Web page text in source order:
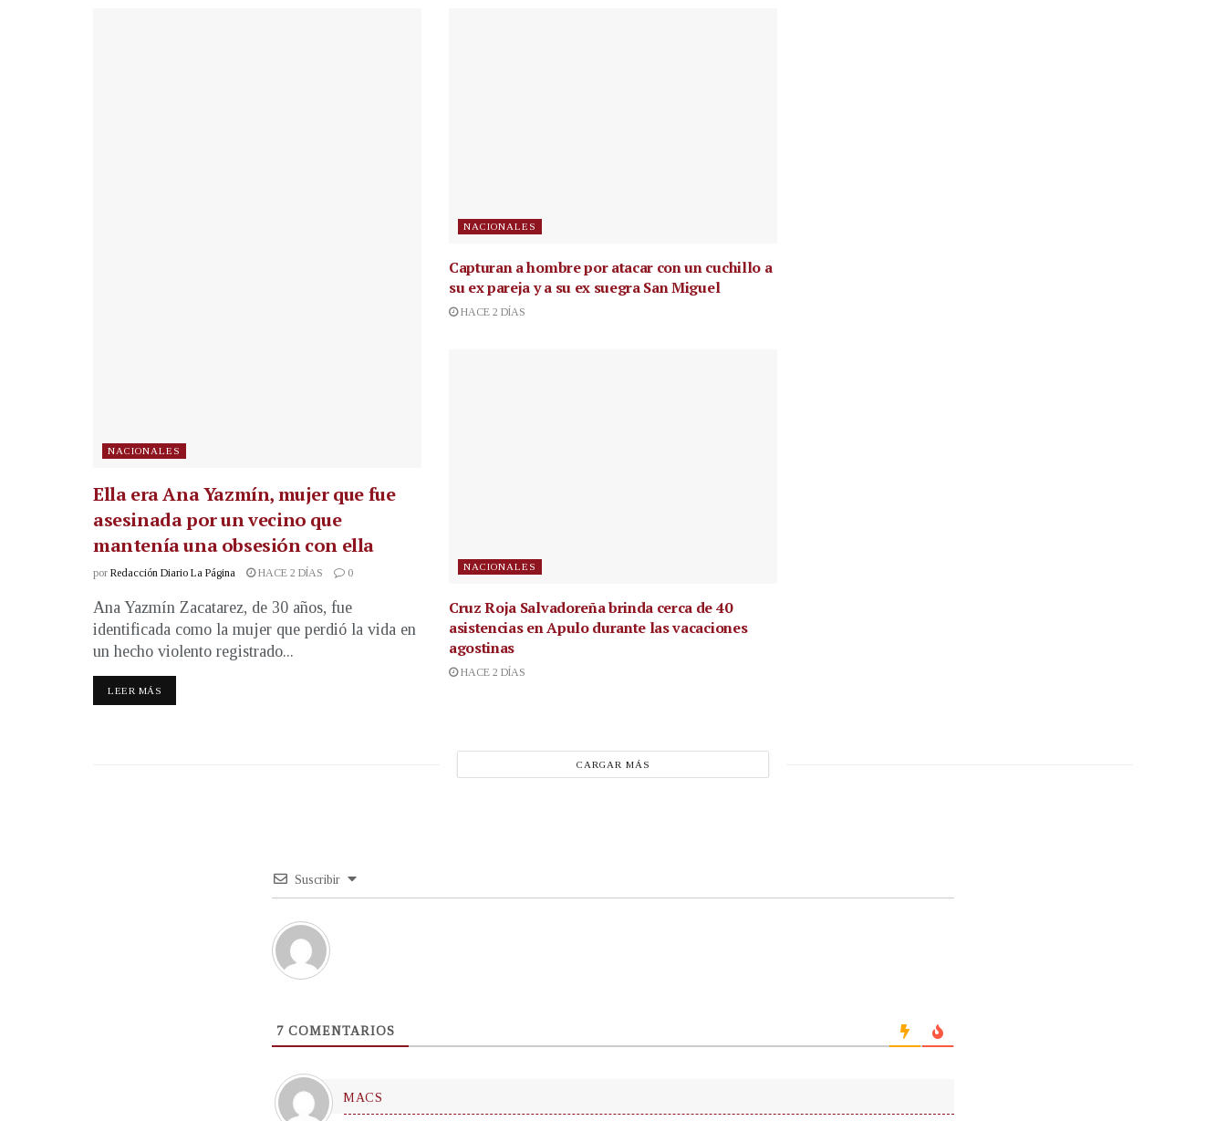
NACIONALES
Ella era Ana Yazmín, mujer que fue
asesinada por un vecino que
mantenía una obsesión con ella
por Redacción Diario La Página HACE 2 DÍAS 0
Ana Yazmín Zacatarez, de 30 años, fue
identificada como la mujer que perdió la vida en
un hecho violento registrado...
LEER MÁS
NACIONALES
Capturan a hombre por atacar con un cuchillo a
su ex pareja y a su ex suegra San Miguel
HACE 2 DÍAS
NACIONALES
Cruz Roja Salvadoreña brinda cerca de 40
asistencias en Apulo durante las vacaciones
agostinas
HACE 2 DÍAS
CARGAR MÁS
Suscribir
7 COMENTARIOS
MACS